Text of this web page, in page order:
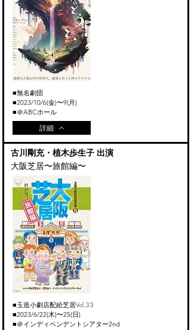
■​無名劇団
■2023/10/6(金)〜9(月)
■＠ABCホール
詳細
古川剛充・植木歩生子 出演
大阪芝居〜旅館編〜
■​玉造小劇店配給芝居Vol.33
■2023/6/22(木)〜25(日)
■＠インディペンデントシアター2nd